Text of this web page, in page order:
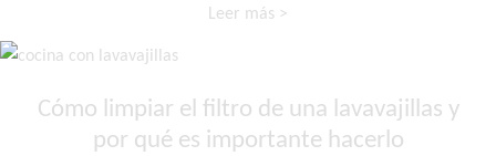
Leer más >
Cómo limpiar el filtro de una lavavajillas y
por qué es importante hacerlo